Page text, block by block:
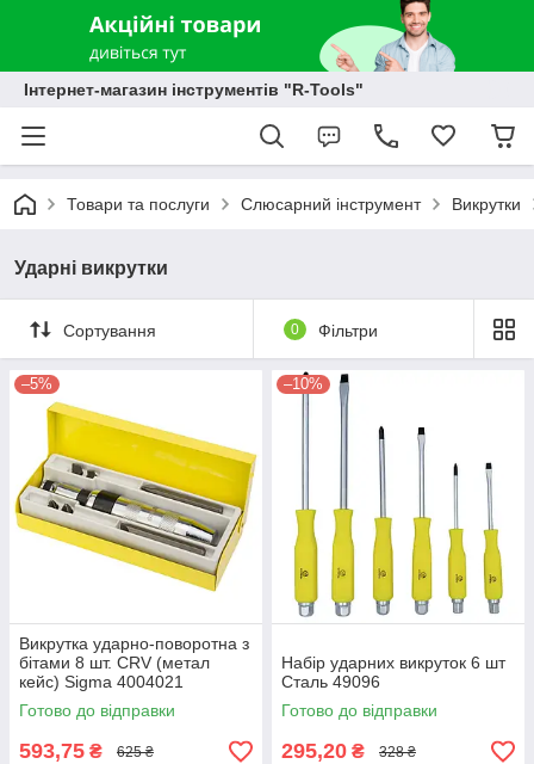
Інтернет-магазин інструментів "R-Tools"
Товари та послуги Слюсарний інструмент Викрутки
Ударні викрутки
Сортування 0 Фільтри
–5%
Викрутка ударно-поворотна з
бітами 8 шт. CRV (метал
кейс) Sigma 4004021
Готово до відправки
593,75 ₴ 625 ₴
–10%
Набір ударних викруток 6 шт
Сталь 49096
Готово до відправки
295,20 ₴ 328 ₴